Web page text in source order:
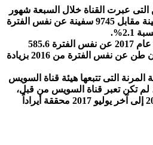
عبرت القناة خلال السبعة شهور
الأولى من 2017 بلغ 9949 سفينة مقابل 9745 سفينة عن نفس الفترة
كما بلغت الحمولات المسجلة عام 2017 عن نفس الفترة 585.6
مليون طن مقابل 561.5 مليون طن عن نفس الفترة من 2016 بزيادة
التى تتبعها هيئة قناة السويس
عدد 6080 سفينه، لم تكن تعبر قناة السويس من قبل،
وذلك فى الفترة من يوليو 2014 إلى آخر يوليو 2017 محققة أيراداً